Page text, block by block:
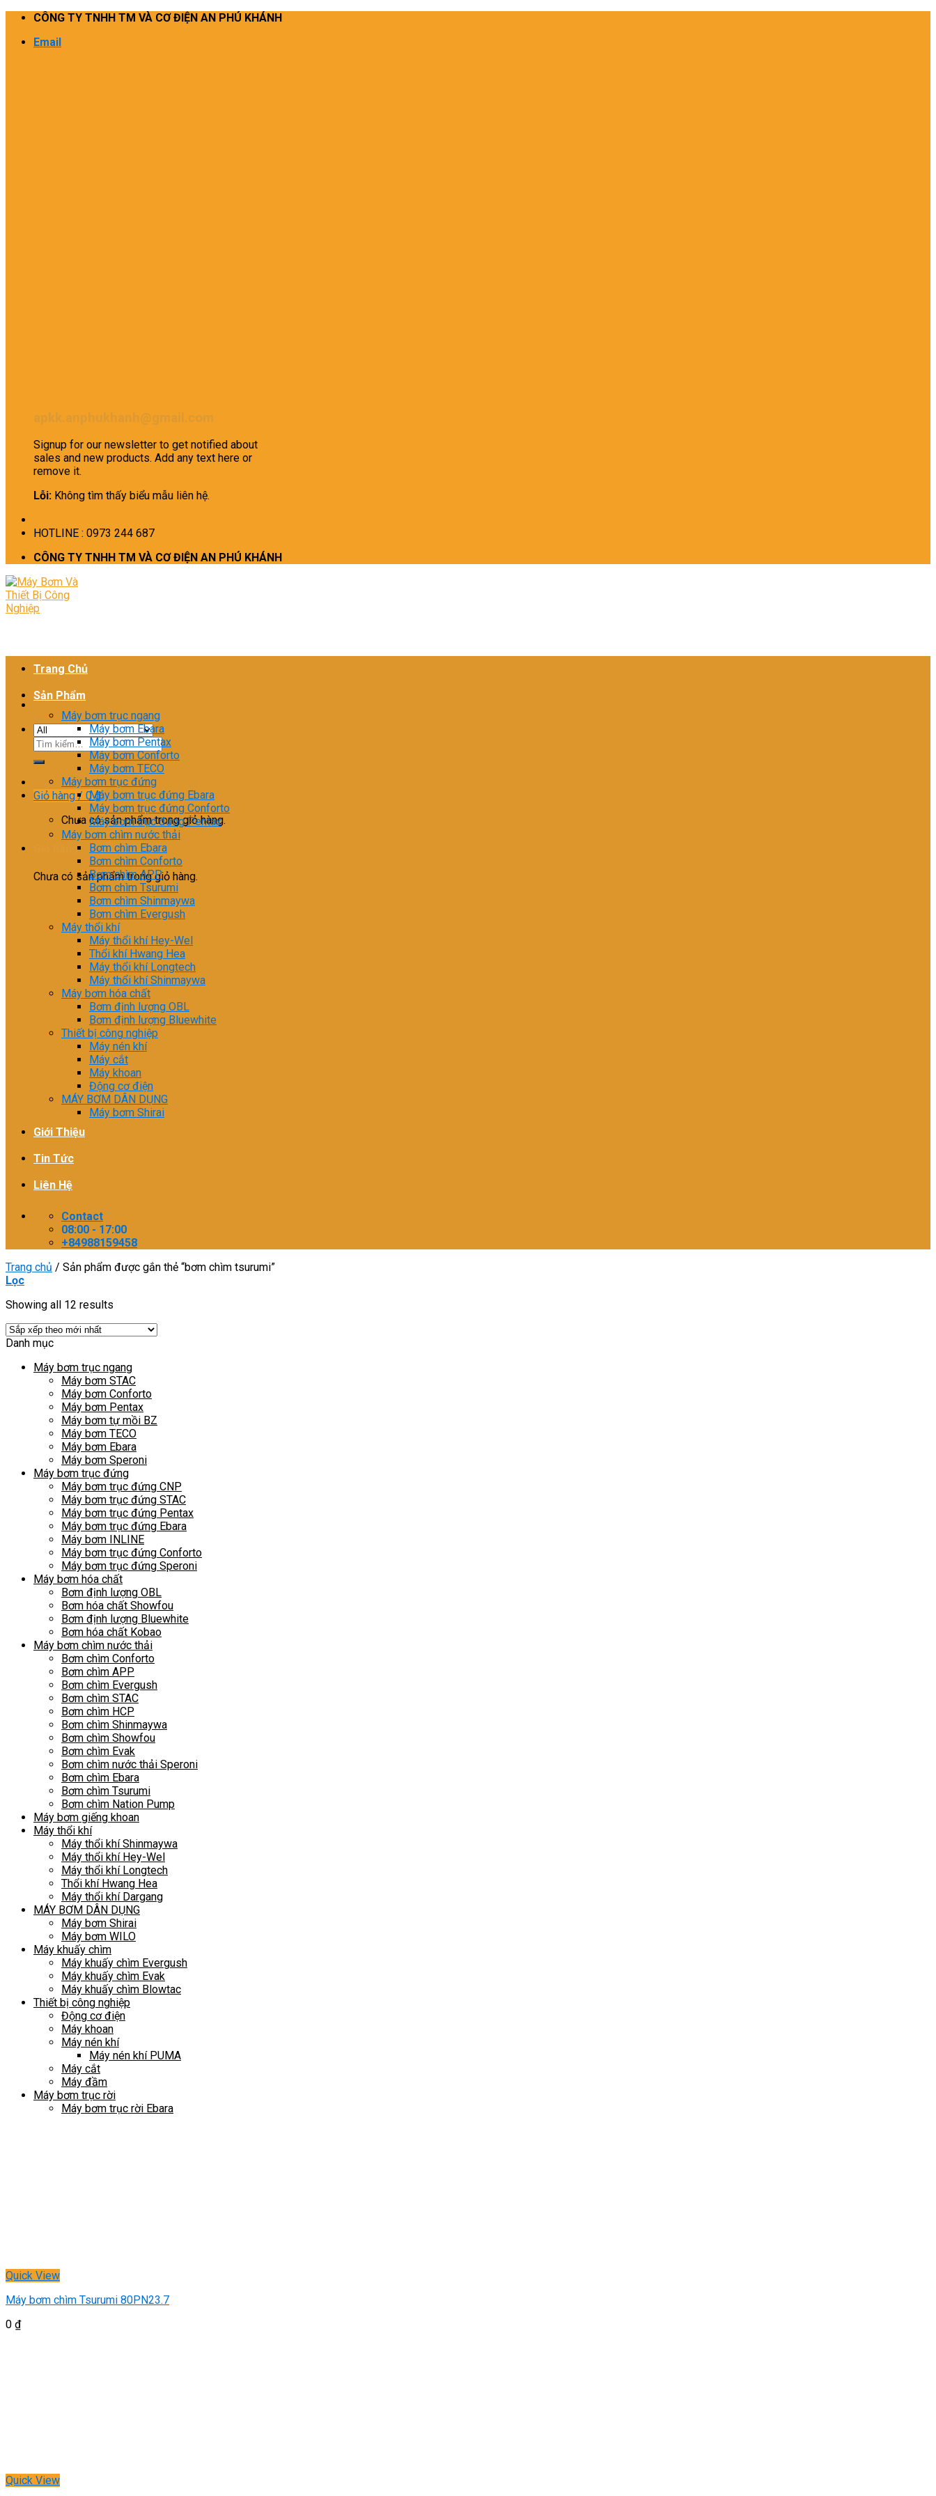
Skip
content
CÔNG TY TNHH TM VÀ CƠ ĐIỆN AN PHÚ KHÁNH
Email
Signup for our newsletter to get notified about
sales and new products. Add any text here or
remove it.
Lỗi: Không tìm thấy biểu mẫu liên hệ.
HOTLINE : 0973 244 687
CÔNG TY TNHH TM VÀ CƠ ĐIỆN AN PHÚ KHÁNH
Tìm
Giỏ hàng / 0₫
Chưa có sản phẩm trong giỏ hàng.
Giỏ hàng
Chưa có sản phẩm trong giỏ hàng.
Trang Chủ
Sản Phẩm
Máy bơm trục ngang
Máy bơm Ebara
Máy bơm Pentax
Máy bơm Conforto
Máy bơm TECO
Máy bơm trục đứng
Máy bơm trục đứng Ebara
Máy bơm trục đứng Conforto
Máy bơm trục đứng Pentax
Máy bơm chìm nước thải
Bơm chìm Ebara
Bơm chìm Conforto
Bơm chìm APP
Bơm chìm Tsurumi
Bơm chìm Shinmaywa
Bơm chìm Evergush
Máy thổi khí
Máy thổi khí Hey-Wel
Thổi khí Hwang Hea
Máy thổi khí Longtech
Máy thổi khí Shinmaywa
Máy bơm hóa chất
Bơm định lượng OBL
Bơm định lượng Bluewhite
Thiết bị công nghiệp
Máy nén khí
Máy cắt
Máy khoan
Động cơ điện
MÁY BƠM DÂN DỤNG
Máy bơm Shirai
Giới Thiệu
Tin Tức
Liên Hệ
Contact
08:00 - 17:00
+84988159458
Trang chủ / Sản phẩm được gắn thẻ “bơm chìm tsurumi”
Lọc
Showing all 12 results
Danh mục
Máy bơm trục ngang
Máy bơm STAC
Máy bơm Conforto
Máy bơm Pentax
Máy bơm tự mồi BZ
Máy bơm TECO
Máy bơm Ebara
Máy bơm Speroni
Máy bơm trục đứng
Máy bơm trục đứng CNP
Máy bơm trục đứng STAC
Máy bơm trục đứng Pentax
Máy bơm trục đứng Ebara
Máy bơm INLINE
Máy bơm trục đứng Conforto
Máy bơm trục đứng Speroni
Máy bơm hóa chất
Bơm định lượng OBL
Bơm hóa chất Showfou
Bơm định lượng Bluewhite
Bơm hóa chất Kobao
Máy bơm chìm nước thải
Bơm chìm Conforto
Bơm chìm APP
Bơm chìm Evergush
Bơm chìm STAC
Bơm chìm HCP
Bơm chìm Shinmaywa
Bơm chìm Showfou
Bơm chìm Evak
Bơm chìm nước thải Speroni
Bơm chìm Ebara
Bơm chìm Tsurumi
Bơm chìm Nation Pump
Máy bơm giếng khoan
Máy thổi khí
Máy thổi khí Shinmaywa
Máy thổi khí Hey-Wel
Máy thổi khí Longtech
Thổi khí Hwang Hea
Máy thổi khí Dargang
MÁY BƠM DÂN DỤNG
Máy bơm Shirai
Máy bơm WILO
Máy khuấy chìm
Máy khuấy chìm Evergush
Máy khuấy chìm Evak
Máy khuấy chìm Blowtac
Thiết bị công nghiệp
Động cơ điện
Máy khoan
Máy nén khí
Máy nén khí PUMA
Máy cắt
Máy đầm
Máy bơm trục rời
Máy bơm trục rời Ebara
Quick View
Máy bơm chìm Tsurumi 80PN23.7
0 ₫
Quick View